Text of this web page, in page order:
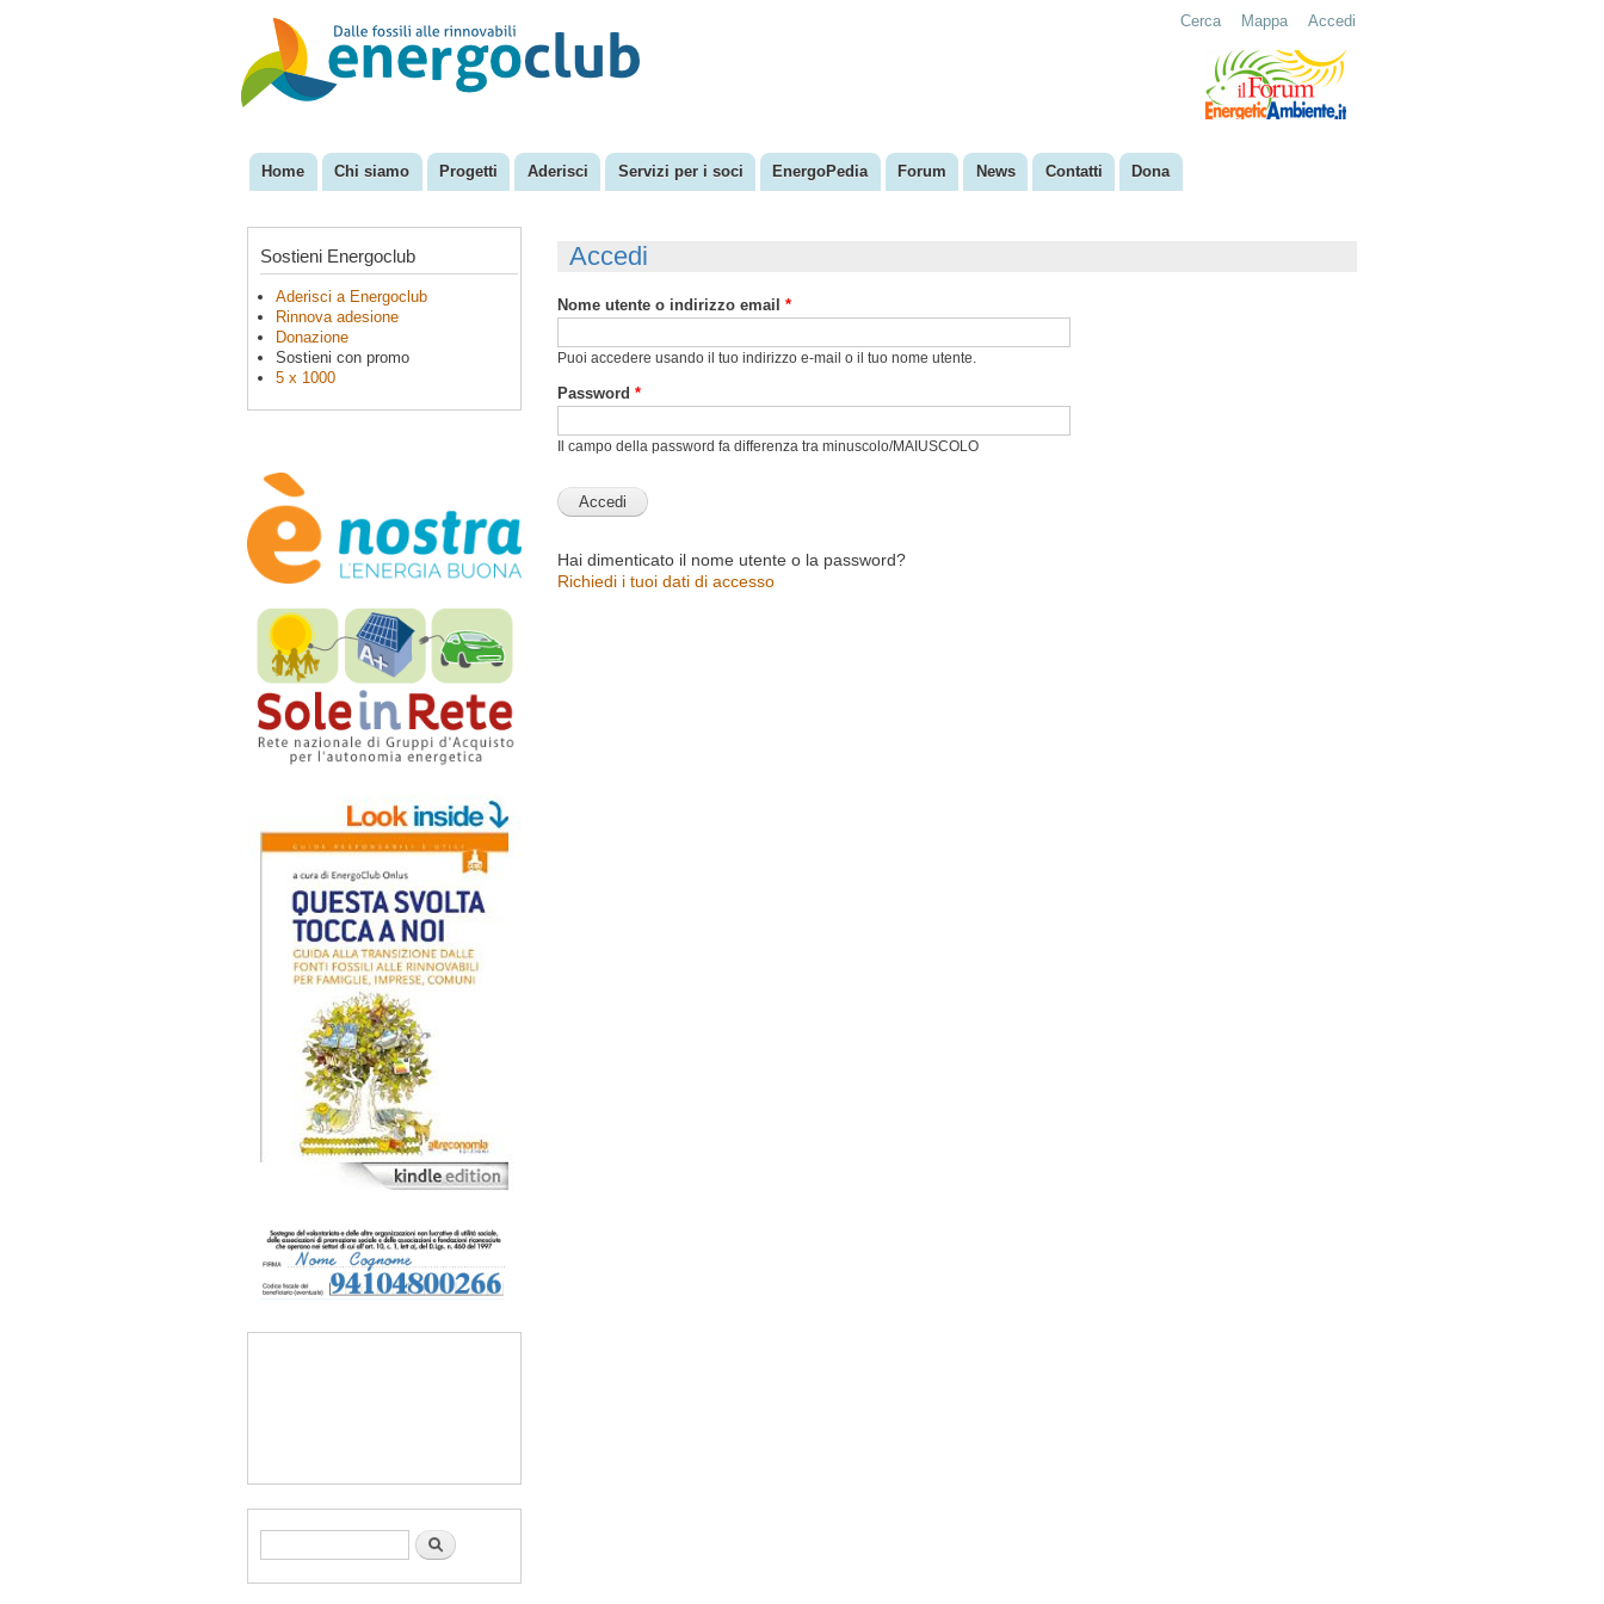
EnergoClub
per la
riconversione
del sistema
Menu principale
Home Chi siamo Progetti Aderisci Servizi per i soci EnergoPedia Forum News Contatti Dona
Cerca Mappa Accedi
Sostieni Energoclub
Aderisci a Energoclub
Rinnova adesione
Donazione
Sostieni con promo
5 x 1000
Form di ricerca Cerca
Accedi
Nome utente o indirizzo email *
Puoi accedere usando il tuo indirizzo e-mail o il tuo nome utente.
Password *
Il campo della password fa differenza tra minuscolo/MAIUSCOLO
Hai dimenticato il nome utente o la password?
Richiedi i tuoi dati di accesso